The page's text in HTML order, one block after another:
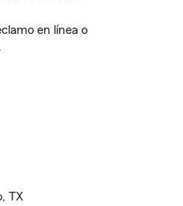
en línea o
.
TX